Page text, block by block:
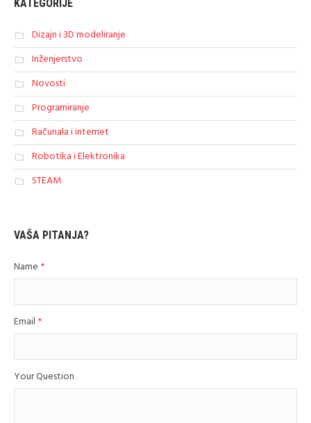
KATEGORIJE
Dizajn i 3D modeliranje
Inženjerstvo
Novosti
Programiranje
Računala i internet
Robotika i Elektronika
STEAM
VAŠA PITANJA?
Name *
Email *
Your Question